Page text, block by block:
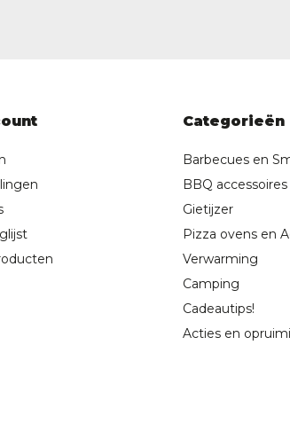
Categorieën
Barbecues en
BBQ accessoires
Gietijzer
Pizza ovens en
Verwarming
Camping
Cadeautips!
Acties en